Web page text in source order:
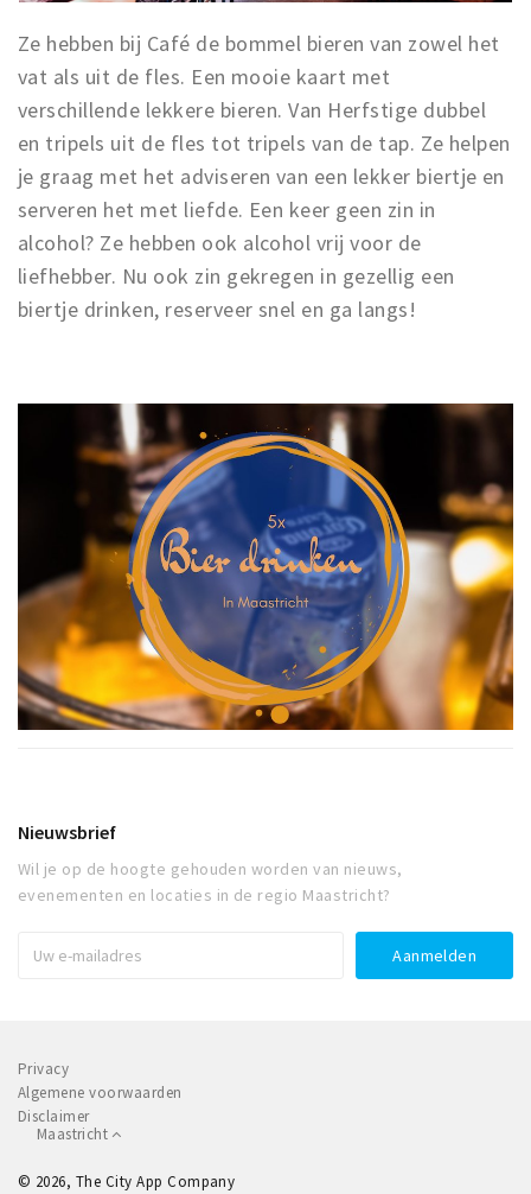
Ze hebben bij Café de bommel bieren van zowel het
vat als uit de fles. Een mooie kaart met
verschillende lekkere bieren. Van Herfstige dubbel
en tripels uit de fles tot tripels van de tap. Ze helpen
je graag met het adviseren van een lekker biertje en
serveren het met liefde. Een keer geen zin in
alcohol? Ze hebben ook alcohol vrij voor de
liefhebber. Nu ook zin gekregen in gezellig een
biertje drinken, reserveer snel en ga langs!
Nieuwsbrief
Wil je op de hoogte gehouden worden van nieuws,
evenementen en locaties in de regio Maastricht?
Privacy
Algemene voorwaarden
Disclaimer
Maastricht
© 2026, The City App Company